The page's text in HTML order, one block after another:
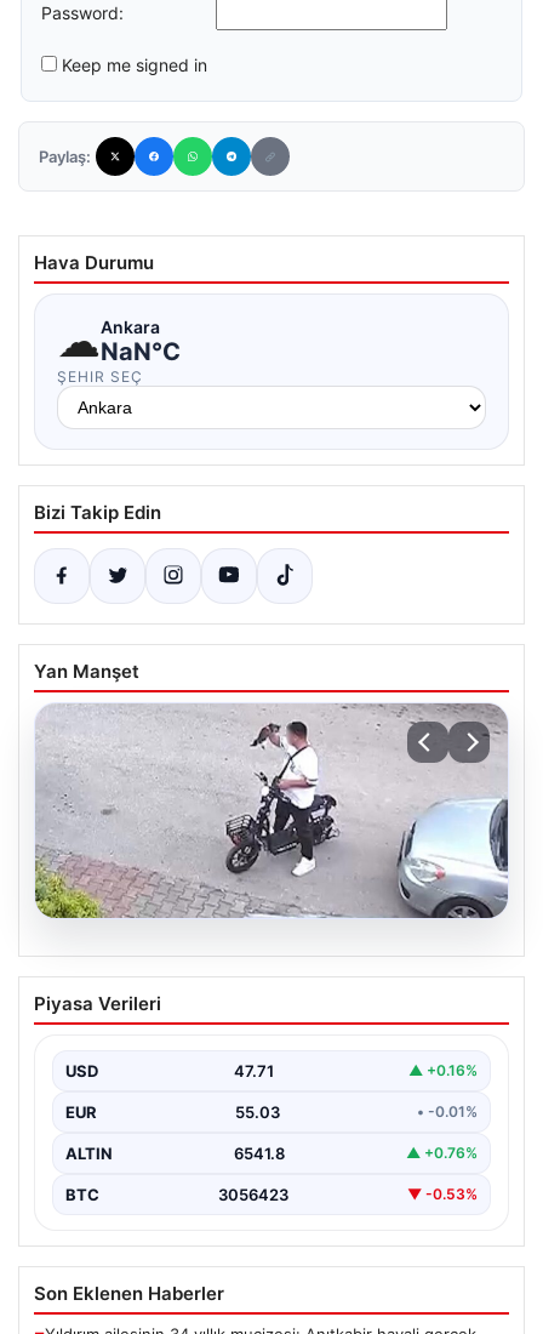
Password:
Keep me signed in
Paylaş:
Hava Durumu
☁Ankara
NaN°C
ŞEHIR SEÇ
Bizi Takip Edin
Yan Manşet
Bolu’da Vahşet: Yavru Kediye İşlenen
İğrenç Olay Kameralara Yansıdı
günlerde meydana gelen korkutucu olay, bölgedeki
sakinleri derinden sarstı. Elektrikli…
Piyasa Verileri
USD 47.71 ▲ +0.16%
EUR 55.03 • -0.01%
ALTIN 6541.8 ▲ +0.76%
BTC 3056423 ▼ -0.53%
Son Eklenen Haberler